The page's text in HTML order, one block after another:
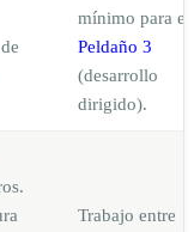
mínimo para el
Peldaño 3
(desarrollo
dirigido).
Trabajo entre